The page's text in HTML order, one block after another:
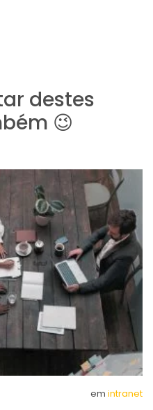
destes
😉
em intranet